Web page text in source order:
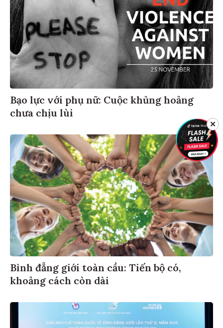
Bạo lực với phụ nữ: Cuộc khủng hoảng
chưa chịu lùi
Bình đẳng giới toàn cầu: Tiến bộ có,
khoảng cách còn dài
✕